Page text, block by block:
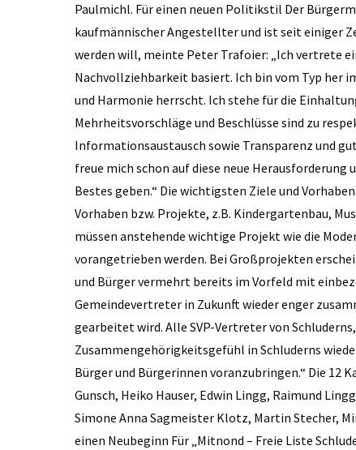
Paulmichl. Für einen neuen Politikstil Der
kaufmännischer Angestellter und ist seit einiger
werden will, meinte Peter Trafoier: „Ich vertrete
Nachvollziehbarkeit basiert. Ich bin vom Typ her
und Harmonie herrscht. Ich stehe für die
Mehrheitsvorschläge und Beschlüsse sind zu
Informationsaustausch sowie Transparenz und
freue mich schon auf diese neue Herausforderung
Bestes geben.“ Die wichtigsten Ziele und
Vorhaben bzw. Projekte, z.B. Kindergartenbau,
müssen anstehende wichtige Projekt wie die
vorangetrieben werden. Bei Großprojekten
und Bürger vermehrt bereits im Vorfeld mit
Gemeindevertreter in Zukunft wieder enger
gearbeitet wird. Alle SVP-Vertreter von
Zusammengehörigkeitsgefühl in Schluderns
Bürger und Bürgerinnen voranzubringen.“ Die 12
Gunsch, Heiko Hauser, Edwin Lingg, Raimund
Simone Anna Sagmeister Klotz, Martin Stecher,
einen Neubeginn Für „Mitnond – Freie Liste